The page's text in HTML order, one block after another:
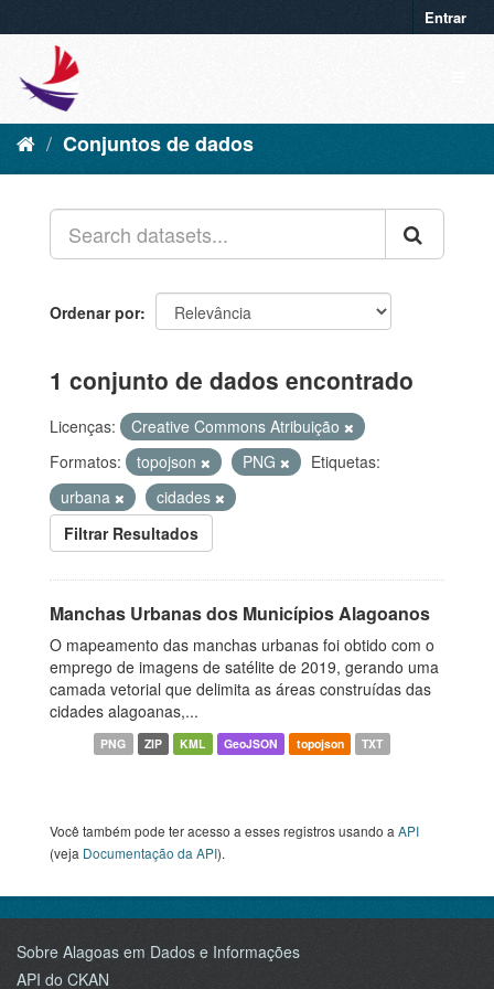
Entrar
Conjuntos de dados
Ordenar por
1 conjunto de dados encontrado
Licenças:
Creative Commons Atribuição
Formatos:
topojson PNG
Etiquetas:
urbana
cidades
Filtrar Resultados
Manchas Urbanas dos Municípios Alagoanos
O mapeamento das manchas urbanas foi obtido com o
emprego de imagens de satélite de 2019, gerando uma
camada vetorial que delimita as áreas construídas das
cidades alagoanas,...
PNG ZIP KML GeoJSON topojson TXT
Você também pode ter acesso a esses registros usando a API
(veja Documentação da API).
Sobre Alagoas em Dados e Informações
API do CKAN